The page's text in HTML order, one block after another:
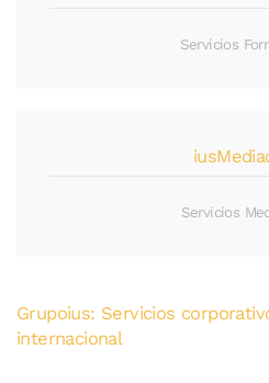
Servicios
Servicios
Grupoius: Servicios
internacional